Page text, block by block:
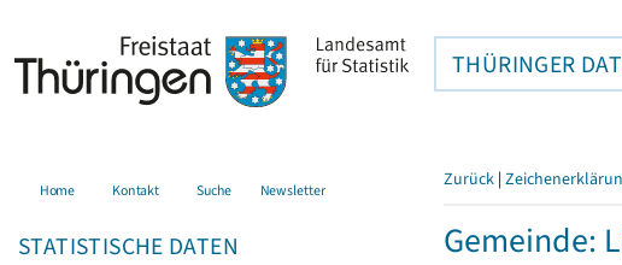
THÜRINGER
Home Kontakt Suche Newsletter
STATISTISCHE DATEN
Zurück |
Gemeinde: